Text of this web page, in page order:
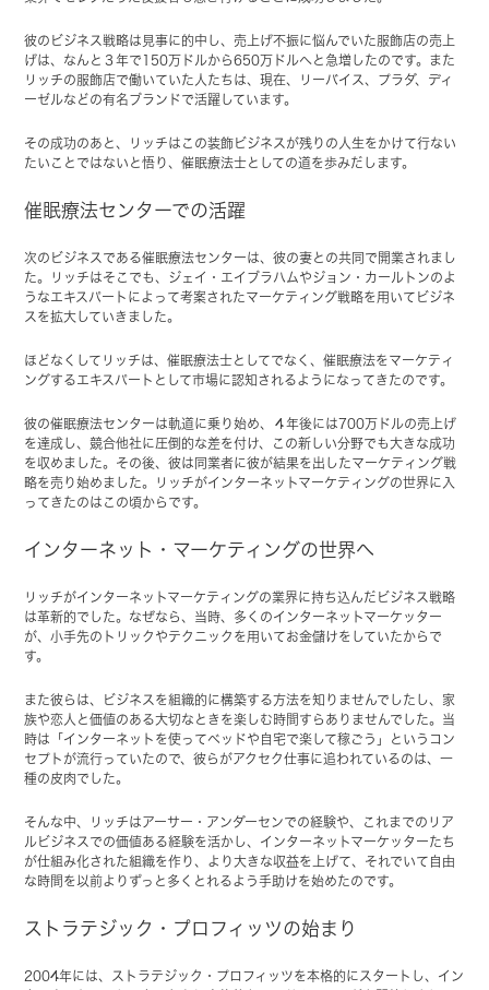
彼のビジネス戦略は見事に的中し、売上げ不振に悩んでいた服飾店の売上
げは、なんと３年で150万ドルから650万ドルへと急増したのです。また
リッチの服飾店で働いていた人たちは、現在、リーバイス、プラダ、ディ
ーゼルなどの有名ブランドで活躍しています。
その成功のあと、リッチはこの装飾ビジネスが残りの人生をかけて行ない
たいことではないと悟り、催眠療法士としての道を歩みだします。
催眠療法センターでの活躍
次のビジネスである催眠療法センターは、彼の妻との共同で開業されまし
た。リッチはそこでも、ジェイ・エイブラハムやジョン・カールトンのよ
うなエキスパートによって考案されたマーケティング戦略を用いてビジネ
スを拡大していきました。
ほどなくしてリッチは、催眠療法士としてでなく、催眠療法をマーケティ
ングするエキスパートとして市場に認知されるようになってきたのです。
彼の催眠療法センターは軌道に乗り始め、４年後には700万ドルの売上げ
を達成し、競合他社に圧倒的な差を付け、この新しい分野でも大きな成功
を収めました。その後、彼は同業者に彼が結果を出したマーケティング戦
略を売り始めました。リッチがインターネットマーケティングの世界に入
ってきたのはこの頃からです。
インターネット・マーケティングの世界へ
リッチがインターネットマーケティングの業界に持ち込んだビジネス戦略
は革新的でした。なぜなら、当時、多くのインターネットマーケッター
が、小手先のトリックやテクニックを用いてお金儲けをしていたからで
す。
また彼らは、ビジネスを組織的に構築する方法を知りませんでしたし、家
族や恋人と価値のある大切なときを楽しむ時間すらありませんでした。当
時は「インターネットを使ってベッドや自宅で楽して稼ごう」というコン
セプトが流行っていたので、彼らがアクセク仕事に追われているのは、一
種の皮肉でした。
そんな中、リッチはアーサー・アンダーセンでの経験や、これまでのリア
ルビジネスでの価値ある経験を活かし、インターネットマーケッターたち
が仕組み化された組織を作り、より大きな収益を上げて、それでいて自由
な時間を以前よりずっと多くとれるよう手助けを始めたのです。
ストラテジック・プロフィッツの始まり
2004年には、ストラテジック・プロフィッツを本格的にスタートし、イン